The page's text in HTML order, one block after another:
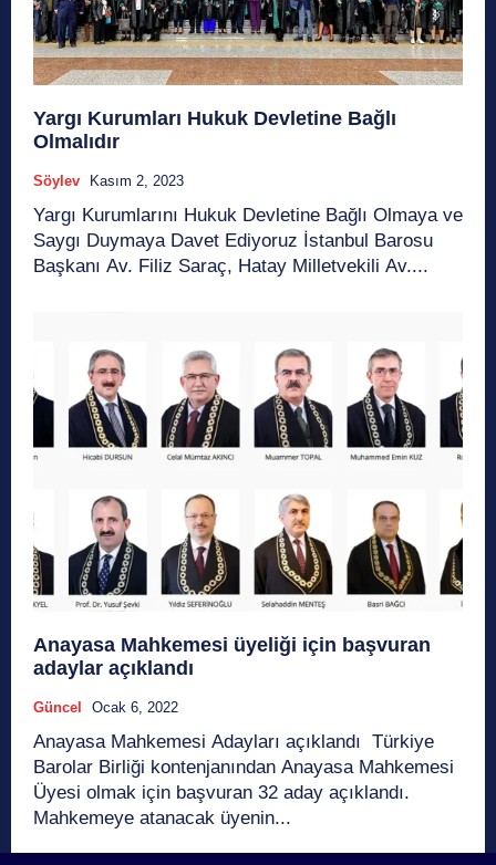
Yargı Kurumları Hukuk Devletine Bağlı
Olmalıdır
Söylev Kasım 2, 2023
Yargı Kurumlarını Hukuk Devletine Bağlı Olmaya ve
Saygı Duymaya Davet Ediyoruz İstanbul Barosu
Başkanı Av. Filiz Saraç, Hatay Milletvekili Av....
Anayasa Mahkemesi üyeliği için başvuran
adaylar açıklandı
Güncel Ocak 6, 2022
Anayasa Mahkemesi Adayları açıklandı Türkiye
Barolar Birliği kontenjanından Anayasa Mahkemesi
Üyesi olmak için başvuran 32 aday açıklandı.
Mahkemeye atanacak üyenin...